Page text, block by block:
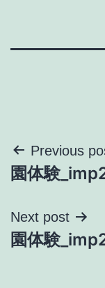
投
稿
ナ
ビ
Previous
園体験
Next post
園体験